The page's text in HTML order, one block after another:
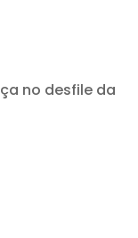
no desfile da